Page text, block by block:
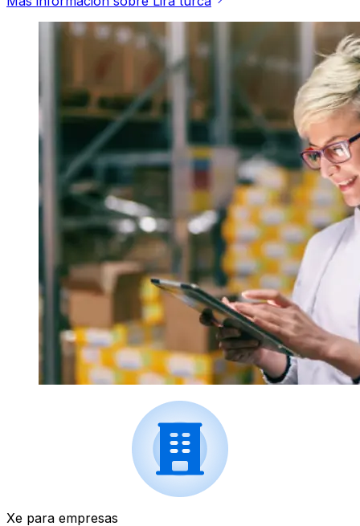
Xe para empresas